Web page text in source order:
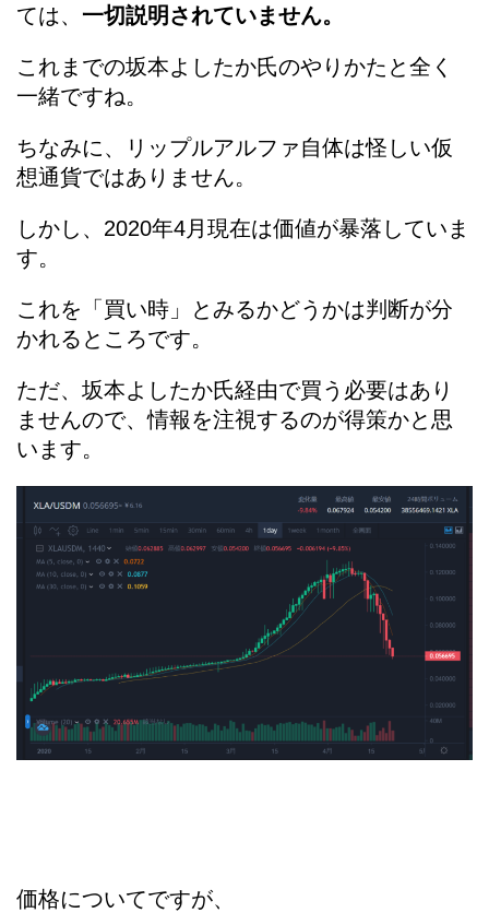
ては、 一切説明されていません。
これまでの坂本よしたか氏のやりかたと全く
一緒ですね。
ちなみに、リップルアルファ自体は怪しい仮
想通貨ではありません。
しかし、2020年4月現在は価値が暴落していま
す。
これを「買い時」とみるかどうかは判断が分
かれるところです。
ただ、坂本よしたか氏経由で買う必要はあり
ませんので、情報を注視するのが得策かと思
います。
価格についてですが、